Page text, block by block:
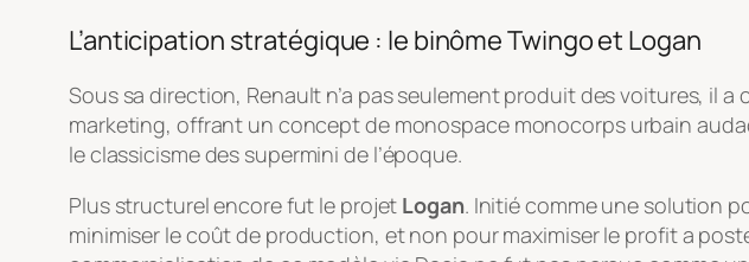
L’anticipation stratégique : le binôme Twingo et Logan
Sous sa direction, Renault n’a pas seulement produit des voitures, il a
marketing, offrant un concept de monospace monocorps urbain
le classicisme des supermini de l’époque.
Plus structurel encore fut le projet Logan. Initié comme une solution
minimiser le coût de production, et non pour maximiser le profita